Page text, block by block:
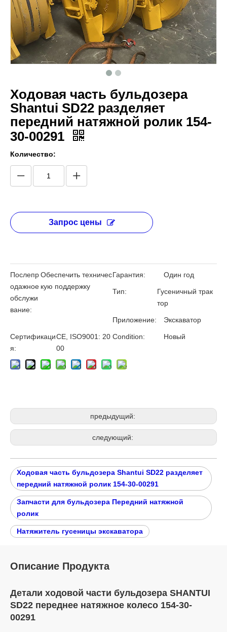
Ходовая часть бульдозера
Shantui SD22 разделяет
передний натяжной ролик 154-
30-00291
Количество:
Запрос цены
Послепр
одажное
обслужи
вание:
Обеспечить техничес
кую поддержку
Гарантия: Один год
Тип:
Гусеничный трак
тор
Приложение: Экскаватор
Сертификаци
я:
CE, ISO9001: 20
00
Condition: Новый
предыдущий:
следующий:
Ходовая часть бульдозера Shantui SD22 разделяет
передний натяжной ролик 154-30-00291
Запчасти для бульдозера Передний натяжной
ролик
Натяжитель гусеницы экскаватора
Описание Продукта
Детали ходовой части бульдозера SHANTUI
SD22 переднее натяжное колесо 154-30-
00291